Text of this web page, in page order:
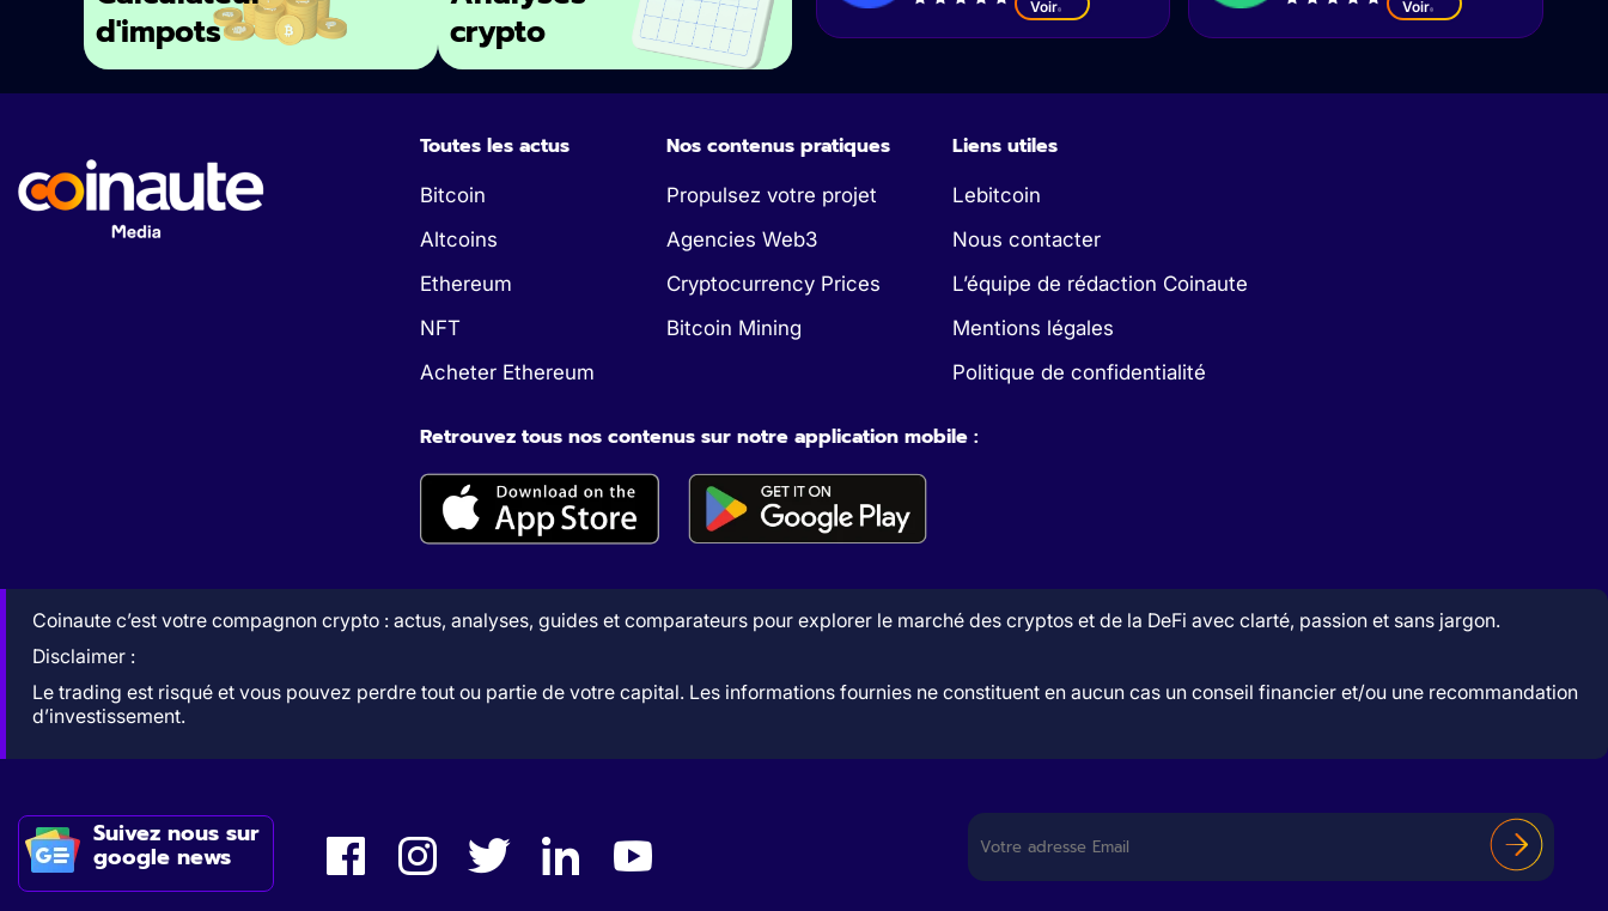
d'impots
crypto
Voir Voir
Toutes les actus
Bitcoin
Altcoins
Ethereum
NFT
Acheter Ethereum
Nos contenus pratiques
Propulsez votre projet
Agencies Web3
Cryptocurrency Prices
Bitcoin Mining
Liens utiles
Lebitcoin
Nous contacter
L’équipe de rédaction Coinaute
Mentions légales
Politique de confidentialité
Retrouvez tous nos contenus sur notre application mobile :
Coinaute c’est votre compagnon crypto : actus, analyses, guides et comparateurs pour explorer le marché des cryptos et de la DeFi avec clarté, passion et sans jargon.
Disclaimer :
Le trading est risqué et vous pouvez perdre tout ou partie de votre capital. Les informations fournies ne constituent en aucun cas un conseil financier et/ou une recommandation
d’investissement.
Suivez nous sur
google news